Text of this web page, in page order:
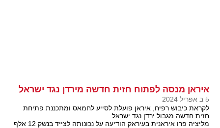
איראן מנסה לפתוח חזית חדשה מירדן נגד ישראל
5 ב אפריל 2024
לקראת כיבוש רפיח, איראן פועלת לסייע לחמאס ומתכננת פתיחת
חזית חדשה מגבול ירדן נגד ישראל.
מליציה פרו איראנית בעיראק הודיעה על נכונותה לצייד בנשק 12 אלף